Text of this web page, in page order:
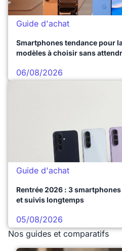
Guide d'achat
Smartphones tendance pour
modèles à choisir sans
06/08/2026
Guide d'achat
Rentrée 2026 : 3
et suivis longtemps
05/08/2026
Nos guides et comparatifs